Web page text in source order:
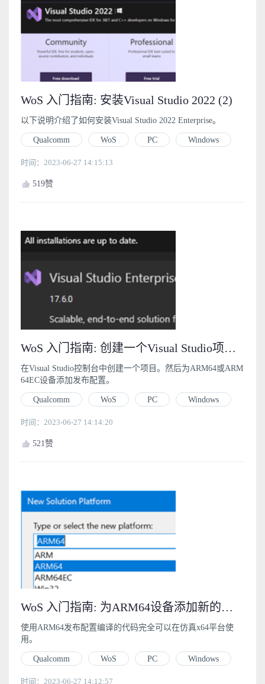
WoS 入门指南: 安装Visual Studio 2022 (2)
以下说明介绍了如何安装Visual Studio 2022 Enterprise。
Qualcomm WoS PC Windows
时间：2023-06-27 14:15:13
519赞
WoS 入门指南: 创建一个Visual Studio项目 (3)
在Visual Studio控制台中创建一个项目。然后为ARM64或ARM
64EC设备添加发布配置。
Qualcomm WoS PC Windows
时间：2023-06-27 14:14:20
521赞
WoS 入门指南: 为ARM64设备添加新的发布配置 (3.1)
使用ARM64发布配置编译的代码完全可以在仿真x64平台使
用。
Qualcomm WoS PC Windows
时间：2023-06-27 14:12:57